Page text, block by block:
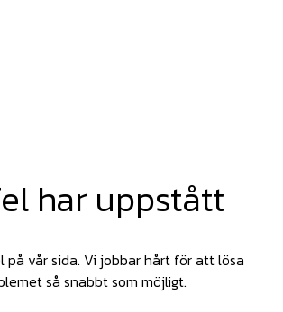
har uppstått
på vår sida. Vi jobbar hårt för att lösa
så snabbt som möjligt.